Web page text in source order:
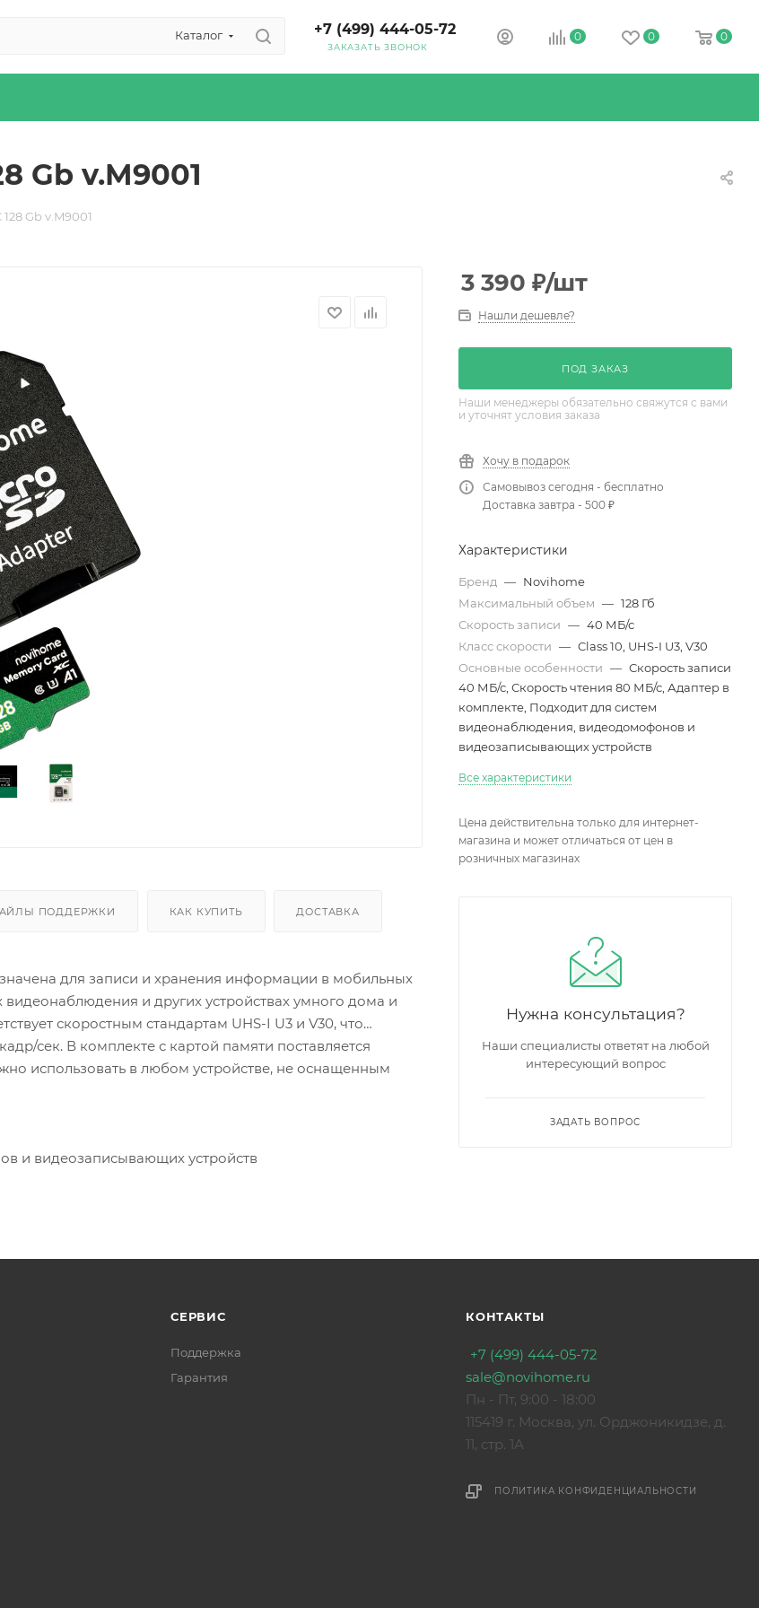
Каталог +7 (499) 444-05-72
ЗАКАЗАТЬ ЗВОНОК
0 0 0
Gb v.M9001
Gb v.M9001
ПОДДЕРЖКИ КАК КУПИТЬ ДОСТАВКА
для записи и хранения информации в мобильных
и других устройствах умного дома и
скоростным стандартам UHS-I U3 и V30, что
сек. В комплекте с картой памяти поставляется
использовать в любом устройстве, не оснащенным
и видеозаписывающих устройств
3 390 ₽/шт
Нашли дешевле?
ПОД ЗАКАЗ
Наши менеджеры обязательно свяжутся с вами
и уточнят условия заказа
Хочу в подарок
Самовывоз сегодня - бесплатно
Доставка завтра - 500 ₽
Характеристики
Бренд — Novihome
Максимальный объем — 128 Гб
Скорость записи — 40 МБ/с
Класс скорости — Class 10, UHS-I U3, V30
Основные особенности — Скорость записи
40 МБ/с, Скорость чтения 80 МБ/с, Адаптер в
комплекте, Подходит для систем
видеонаблюдения, видеодомофонов и
видеозаписывающих устройств
Все характеристики
Цена действительна только для интернет-
магазина и может отличаться от цен в
розничных магазинах
Нужна консультация?
Наши специалисты ответят на любой
интересующий вопрос
ЗАДАТЬ ВОПРОС
СЕРВИС
Поддержка
Гарантия
КОНТАКТЫ
+7 (499) 444-05-72
sale@novihome.ru
Пн - Пт, 9:00 - 18:00
115419 г. Москва, ул. Орджоникидзе, д.
11, стр. 1А
ПОЛИТИКА КОНФИДЕНЦИАЛЬНОСТИ